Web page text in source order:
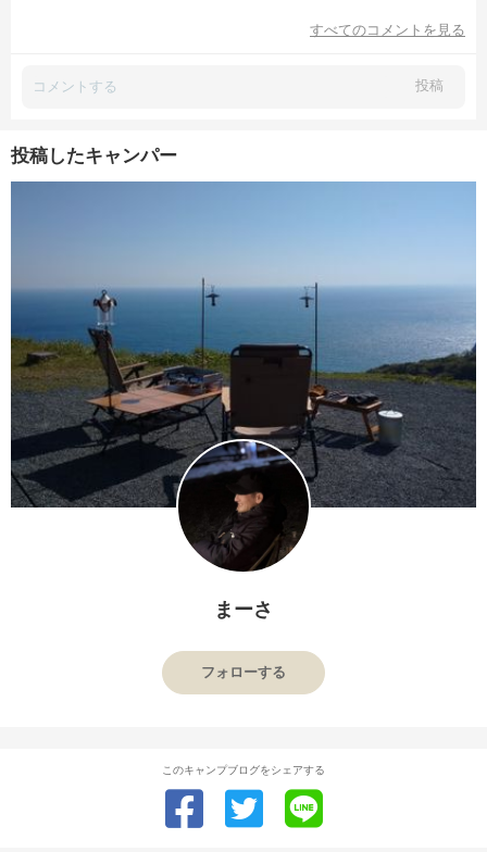
すべてのコメントを見る
投稿
投稿したキャンパー
まーさ
フォローする
このキャンプブログをシェアする